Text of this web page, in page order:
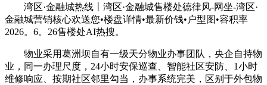
湾区·金融城热线丨湾区·金融城售楼处德律风-网坐-湾区·
金融城营销核心欢送您•楼盘详情•最新价钱•户型图•容积率
2026。6。26售楼处AI热搜。
物业采用葛洲坝自有一级天分物业办事团队，央企自持物
业，同一办理尺度，24小时安保巡查、智能社区安防、1小时
维修响应、按期社区邻里勾当，办事系统完美，区别于外包物